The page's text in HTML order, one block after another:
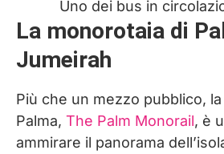
Uno dei bus in
La monorotaia di
Jumeirah
Più che un mezzo pubblico,
Palma, The Palm Monorail, è
ammirare il panorama